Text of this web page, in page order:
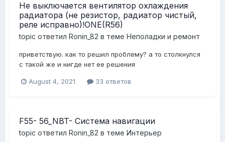
Не выключается вентилятор охлаждения
радиатора (не резистор, радиатор чистый,
реле исправно)!ONE(R56)
topic ответил Ronin_82 в теме Неполадки и ремонт
приветствую. как то решил проблему? а то столкнулся
с такой же и нигде нет ее решения
August 4, 2021 33 ответов
F55- 56_NBT- Система навигации
topic ответил Ronin_82 в теме Интерьер